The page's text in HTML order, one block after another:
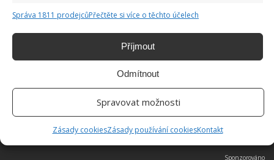
Správa 1811 prodejcůPřečtěte si více o těchto účelech
Příjmout
Odmítnout
Spravovat možnosti
Zásady cookiesZásady používání cookiesKontakt
Jiří Kolář
Absolvent České zemědělské
univerzity, který je již od malička
velkým kutilem. V podstatě vše, co je
možné najít v j...